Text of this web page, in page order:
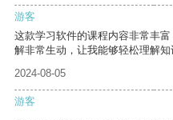
游客
这款学习软件的课程内容非常丰
解非常生动，让我能够轻松理解知
2024-08-05
游客